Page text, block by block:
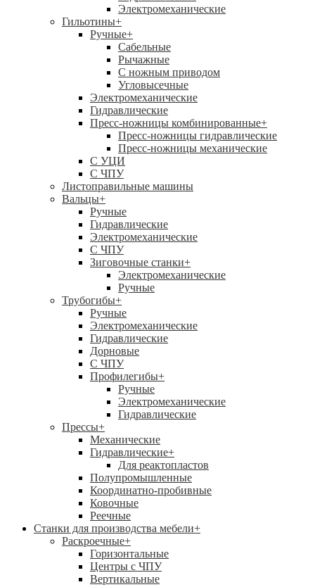
Электромеханические
Гильотины+
Ручные+
Сабельные
Рычажные
С ножным приводом
Угловысечные
Электромеханические
Гидравлические
Пресс-ножницы комбинированные+
Пресс-ножницы гидравлические
Пресс-ножницы механические
С УЦИ
С ЧПУ
Листоправильные машины
Вальцы+
Ручные
Гидравлические
Электромеханические
С ЧПУ
Зиговочные станки+
Электромеханические
Ручные
Трубогибы+
Ручные
Электромеханические
Гидравлические
Дорновые
С ЧПУ
Профилегибы+
Ручные
Электромеханические
Гидравлические
Прессы+
Механические
Гидравлические+
Для реактопластов
Полупромышленные
Координатно-пробивные
Ковочные
Реечные
Станки для производства мебели+
Раскроечные+
Горизонтальные
Центры с ЧПУ
Вертикальные